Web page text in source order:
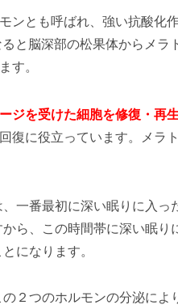
ンとも呼ばれ、強い抗酸化
ると脳深部の松果体からメラ
す。
ジを受けた細胞を修復・再
復に役立っています。メラ
一番最初に深い眠りに入っ
から、この時間帯に深い眠り
になります。
２つのホルモンの分泌に